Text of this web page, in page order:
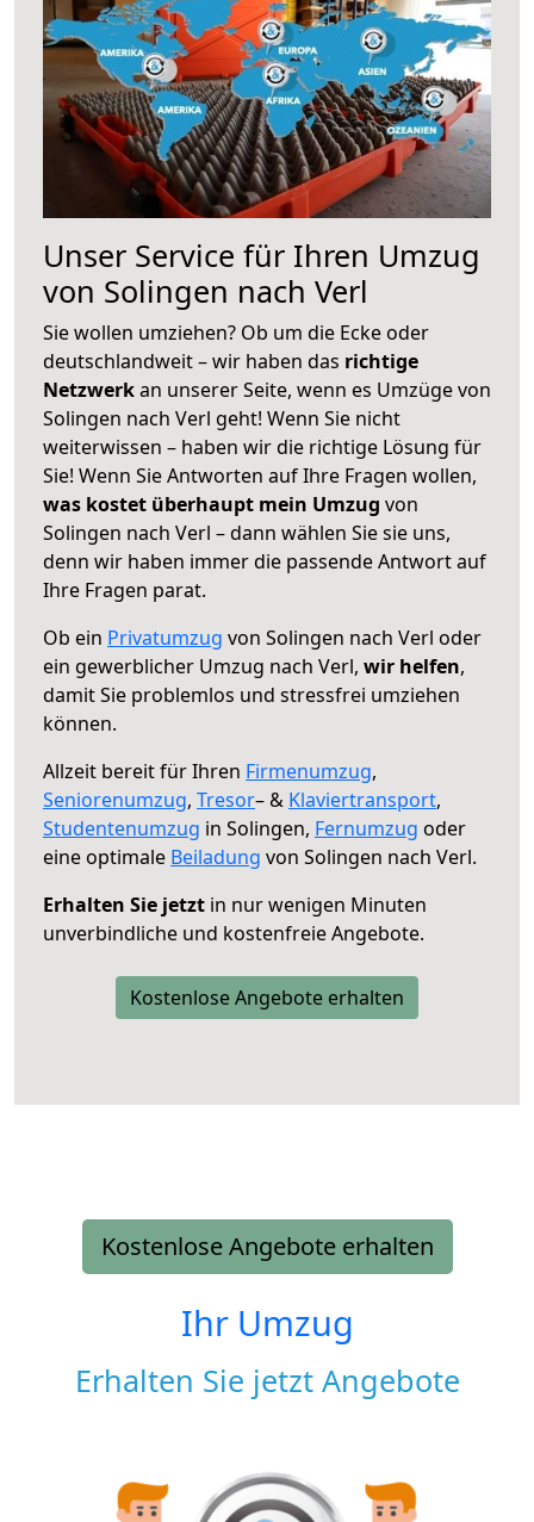
Unser Service für Ihren Umzug
von Solingen nach Verl
Sie wollen umziehen? Ob um die Ecke oder
deutschlandweit – wir haben das richtige
Netzwerkan unserer Seite, wenn es Umzüge von
Solingen nach Verl geht! Wenn Sie nicht
weiterwissen – haben wir die richtige Lösung für
Sie! Wenn Sie Antworten auf Ihre Fragen wollen,
was kostet überhaupt mein Umzug von
Solingen nach Verl – dann wählen Sie sie uns,
denn wir haben immer die passende Antwort auf
Ihre Fragen parat.
Ob ein Privatumzug von Solingen nach Verl oder
ein gewerblicher Umzug nach Verl, wir helfen,
damit Sie problemlos und stressfrei umziehen
können.
Allzeit bereit für Ihren Firmenumzug,
Seniorenumzug, Tresor– & Klaviertransport,
Studentenumzug in Solingen, Fernumzug oder
eine optimale Beiladung von Solingen nach Verl.
Erhalten Sie jetzt in nur wenigen Minuten
unverbindliche und kostenfreie Angebote.
Kostenlose Angebote erhalten
Kostenlose Angebote erhalten
Ihr Umzug
Erhalten Sie jetzt Angebote